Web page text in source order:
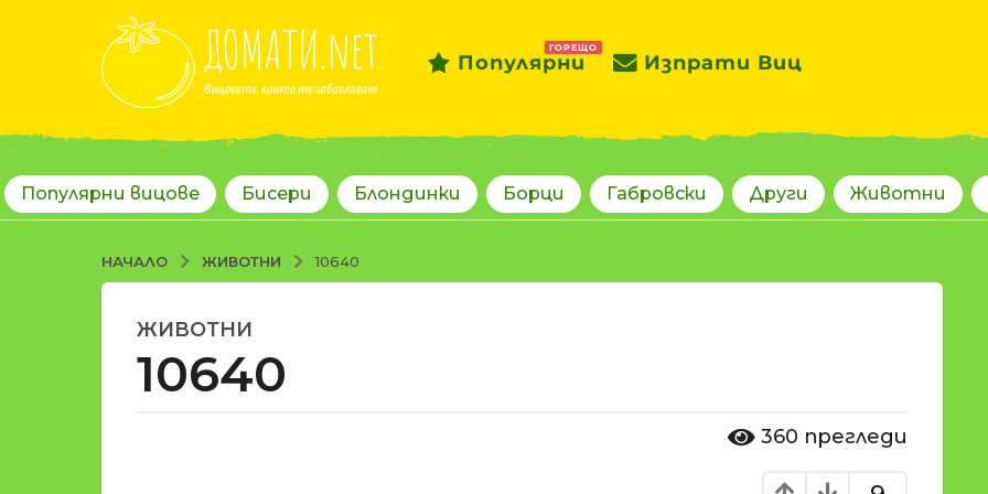
Популярни
ГОРЕЩО
Изпрати Виц
Популярни вицове Бисери Блондинки Борци Габровски Други Животни
НАЧАЛО ЖИВОТНИ 10640
1
8
ЖИВОТНИ
10640
360 прегледи